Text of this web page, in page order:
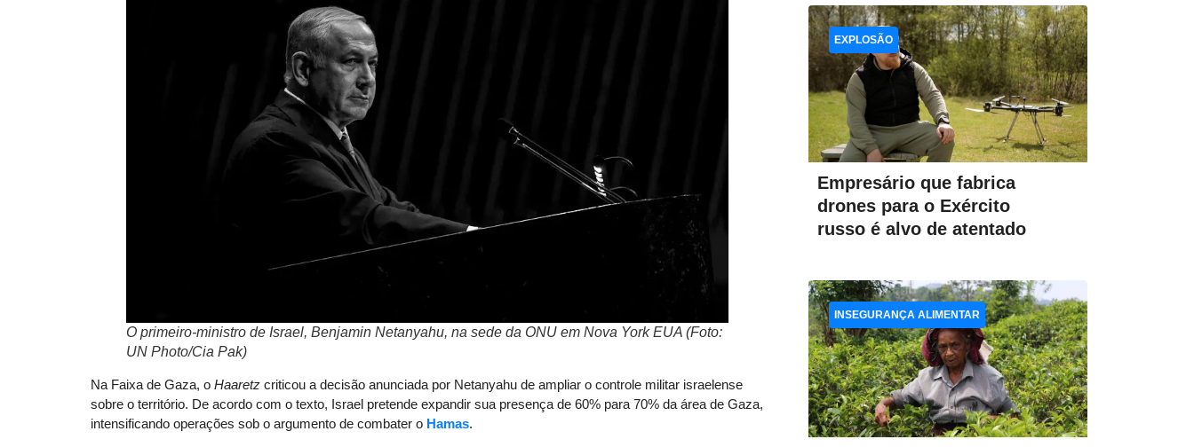
O primeiro-ministro de Israel, Benjamin Netanyahu, na sede da ONU em Nova York EUA (Foto:
UN Photo/Cia Pak)
Na Faixa de Gaza, o Haaretz criticou a decisão anunciada por Netanyahu de ampliar o controle militar israelense
sobre o território. De acordo com o texto, Israel pretende expandir sua presença de 60% para 70% da área de Gaza,
intensificando operações sob o argumento de combater o Hamas.
Empresário que fabrica
drones para o Exército
russo é alvo de atentado
EXPLOSÃO
INSEGURANÇA ALIMENTAR